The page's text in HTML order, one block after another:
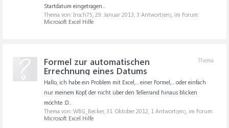
Startdatum eingetragen...
Thema von: Insch75, 29. Januar 2013, 3 Antwort(en), im Forum:
Microsoft Excel Hilfe
Thema
Formel zur automatischen
Errechnung eines Datums
Hallo, ich habe ein Problem mit Excel,... einer Formel,... oder einfach
nur meinem Kopf, der nicht über den Tellerrand hinaus blicken
möchte :D...
Thema von: WBG_Becker, 31. Oktober 2012, 1 Antwort(en), im Forum:
Microsoft Excel Hilfe